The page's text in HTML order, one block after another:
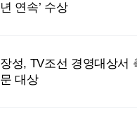
년 연속’ 수상
장성, TV조선 경영대상서 축제·관광도시 부
문 대상